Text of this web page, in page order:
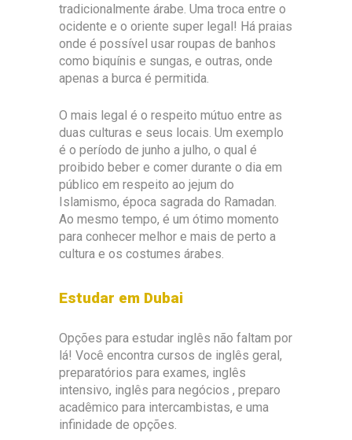
tradicionalmente árabe. Uma troca entre o
ocidente e o oriente super legal! Há praias
onde é possível usar roupas de banhos
como biquínis e sungas, e outras, onde
apenas a burca é permitida.
O mais legal é o respeito mútuo entre as
duas culturas e seus locais. Um exemplo
é o período de junho a julho, o qual é
proibido beber e comer durante o dia em
público em respeito ao jejum do
Islamismo, época sagrada do Ramadan.
Ao mesmo tempo, é um ótimo momento
para conhecer melhor e mais de perto a
cultura e os costumes árabes.
Estudar em Dubai
Opções para estudar inglês não faltam por
lá! Você encontra cursos de inglês geral,
preparatórios para exames, inglês
intensivo, inglês para negócios , preparo
acadêmico para intercambistas, e uma
infinidade de opções.